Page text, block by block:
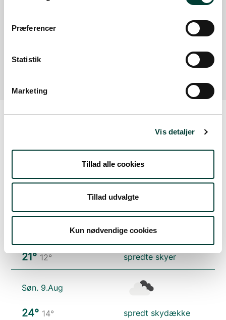
Præferencer
Statistik
Marketing
Vis detaljer
Tillad alle cookies
Tillad udvalgte
Kun nødvendige cookies
P-plads til Banestien/Naturstien
Læs mere
skydække
21°12° spredte skyer
Søn. 9.Aug
24° 14° spredt skydække